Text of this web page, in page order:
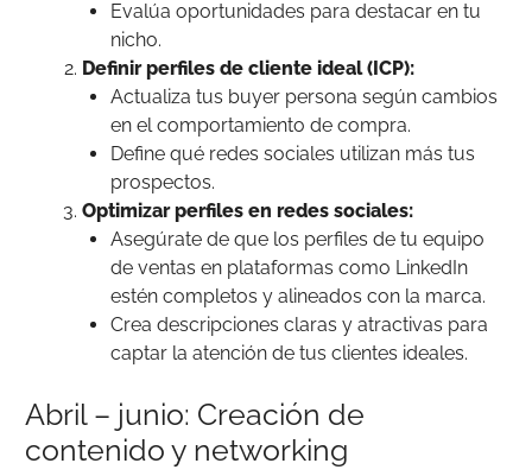
Evalúa oportunidades para destacar en tu
nicho.
Definir perfiles de cliente ideal (ICP):
Actualiza tus buyer persona según cambios
en el comportamiento de compra.
Define qué redes sociales utilizan más tus
prospectos.
Optimizar perfiles en redes sociales:
Asegúrate de que los perfiles de tu equipo
de ventas en plataformas como LinkedIn
estén completos y alineados con la marca.
Crea descripciones claras y atractivas para
captar la atención de tus clientes ideales.
Abril – junio: Creación de
contenido y networking